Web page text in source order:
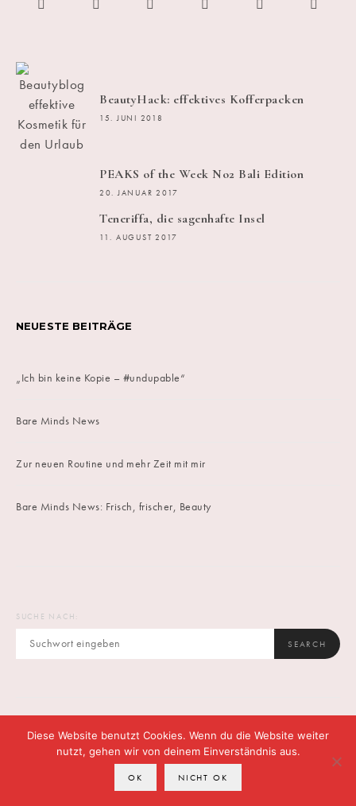
BeautyHack: effektives Kofferpacken
15. JUNI 2018
PEAKS of the Week No2 Bali Edition
20. JANUAR 2017
Teneriffa, die sagenhafte Insel
11. AUGUST 2017
NEUESTE BEITRÄGE
„Ich bin keine Kopie – #undupable“
Bare Minds News
Zur neuen Routine und mehr Zeit mit mir
Bare Minds News: Frisch, frischer, Beauty
SUCHE NACH:
SEARCH
DATENSCHUTZ CONTACT
Diese Website benutzt Cookies. Wenn du die Website weiter
nutzt, gehen wir von deinem Einverständnis aus.
OK NICHT OK